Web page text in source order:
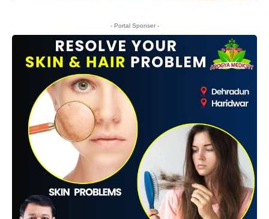
- Portal Sponser -